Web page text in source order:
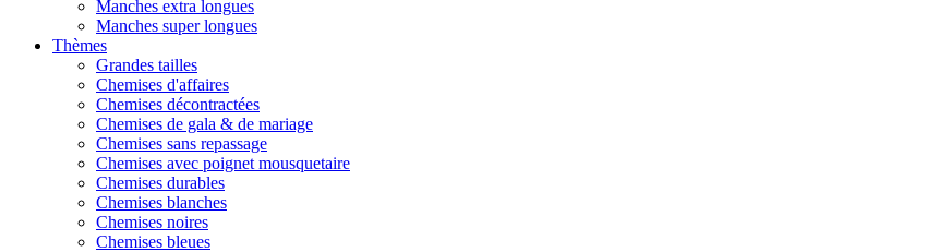
Manches extra longues
Manches super longues
Thèmes
Grandes tailles
Chemises d'affaires
Chemises décontractées
Chemises de gala & de mariage
Chemises sans repassage
Chemises avec poignet mousquetaire
Chemises durables
Chemises blanches
Chemises noires
Chemises bleues